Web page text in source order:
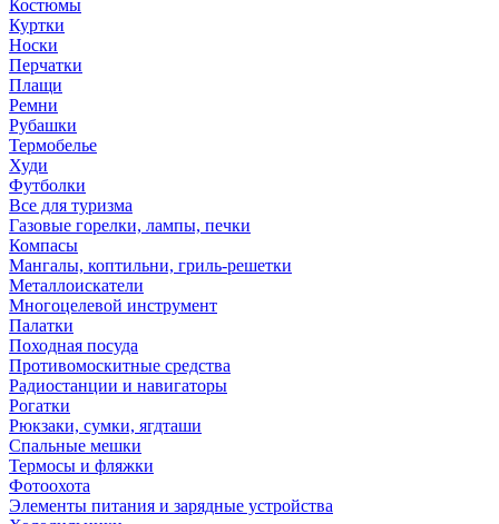
Костюмы
Куртки
Носки
Перчатки
Плащи
Ремни
Рубашки
Термобелье
Худи
Футболки
Все для туризма
Газовые горелки, лампы, печки
Компасы
Мангалы, коптильни, гриль-решетки
Металлоискатели
Многоцелевой инструмент
Палатки
Походная посуда
Противомоскитные средства
Радиостанции и навигаторы
Рогатки
Рюкзаки, сумки, ягдташи
Спальные мешки
Термосы и фляжки
Фотоохота
Элементы питания и зарядные устройства